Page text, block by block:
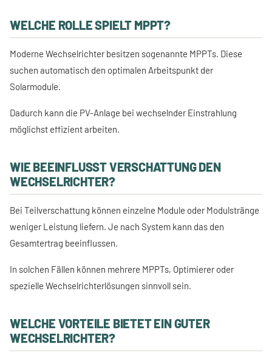
WELCHE ROLLE SPIELT MPPT?
Moderne Wechselrichter besitzen sogenannte MPPTs. Diese
suchen automatisch den optimalen Arbeitspunkt der
Solarmodule.
Dadurch kann die PV-Anlage bei wechselnder Einstrahlung
möglichst effizient arbeiten.
WIE BEEINFLUSST VERSCHATTUNG DEN
WECHSELRICHTER?
Bei Teilverschattung können einzelne Module oder Modulstränge
weniger Leistung liefern. Je nach System kann das den
Gesamtertrag beeinflussen.
In solchen Fällen können mehrere MPPTs, Optimierer oder
spezielle Wechselrichterlösungen sinnvoll sein.
WELCHE VORTEILE BIETET EIN GUTER
WECHSELRICHTER?